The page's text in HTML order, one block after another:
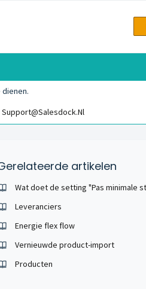
Support@salesdock.nl
artikelen
Leveranciers
Energie flex flow
Vernieuwde product-import
Producten